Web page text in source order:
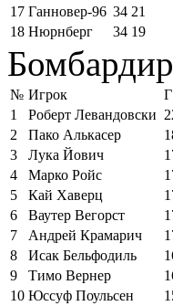
17 Ганновер-96 34 21
18 Нюрнберг 34 19
№ Игрок
Г
1
Роберт Левандовски
2
Пако Алькасер
3
Лука Йович
4
Марко Ройс
5
Кай Хаверц
6
Ваутер Вегорст
7
Андрей Крамарич
8
Исак Бельфодиль
9
Тимо Вернер
10 Юссуф Поульсен